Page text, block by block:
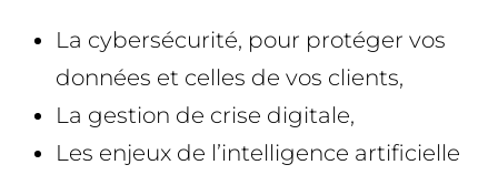
La cybersécurité, pour protéger vos
données et celles de vos clients,
La gestion de crise digitale,
Les enjeux de l’intelligence artificielle